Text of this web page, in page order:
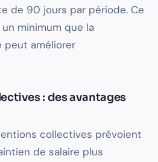
de 90 jours par période. Ce
minimum que la
peut améliorer
: des avantages
collectives prévoient
de salaire plus